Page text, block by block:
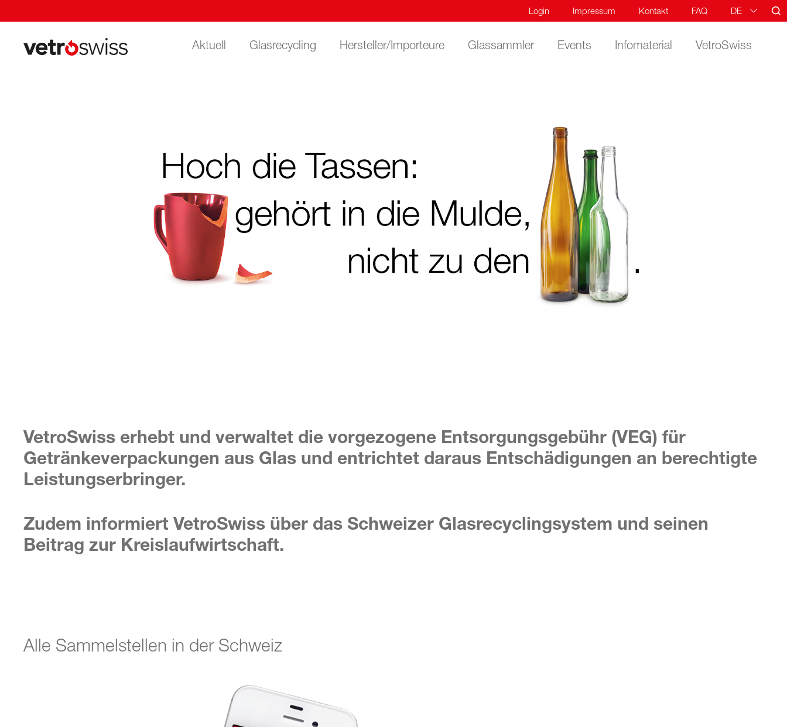
Login Impressum Kontakt FAQ DE
Aktuell Glasrecycling Hersteller/Importeure Glassammler Events Infomaterial VetroSwiss
VetroSwiss erhebt und verwaltet die vorgezogene Entsorgungsgebühr (VEG) für
Getränkeverpackungen aus Glas und entrichtet daraus Entschädigungen an berechtigte
Leistungserbringer.
Zudem informiert VetroSwiss über das Schweizer Glasrecyclingsystem und seinen
Beitrag zur Kreislaufwirtschaft.
Alle Sammelstellen in der Schweiz